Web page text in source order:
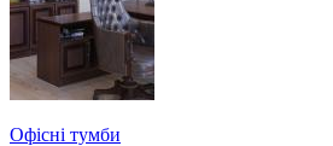
Офісні тумби